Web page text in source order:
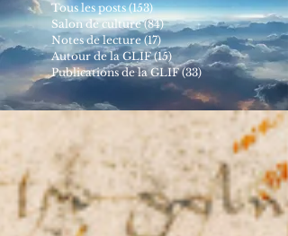
Tous les posts (153)153 posts
Salon de culture (84)84 posts
Notes de lecture (17)17 posts
Autour de la GLIF (15)15 posts
Publications de la GLIF (33)33 posts